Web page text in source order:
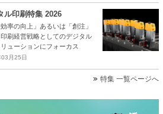
ル印刷特集 2026
効率の向上」あるいは「創注」
印刷経営戦略としてのデジタル
ューションにフォーカス
月25日
特集 一覧ページへ